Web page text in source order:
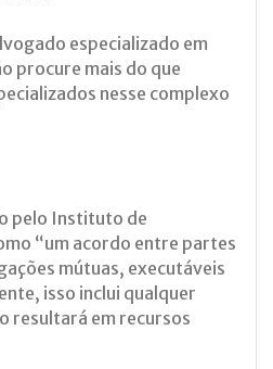
especializado em
procure mais do que
nesse complexo
pelo Instituto de
“um acordo entre partes
mútuas, executáveis
isso inclui qualquer
resultará em recursos